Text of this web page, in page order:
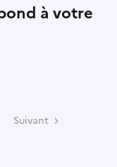
à votre
Suivant